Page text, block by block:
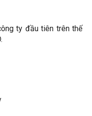
ty đầu tiên trên thế